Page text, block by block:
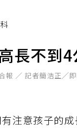
長不到
報 ／ 記者簡浩正╱
注意孩子的